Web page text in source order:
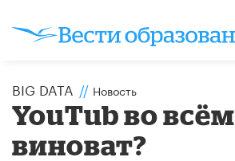
BIG DATA // Новость
YouTub во всём
виноват?